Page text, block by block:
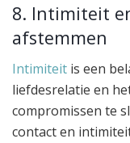
8. Intimiteit
afstemmen
Intimiteit is een
liefdesrelatie en
compromissen te
contact en